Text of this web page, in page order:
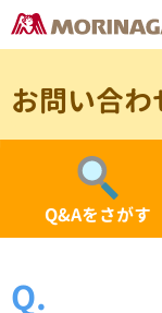
お問い合わ
Q&Aをさがす